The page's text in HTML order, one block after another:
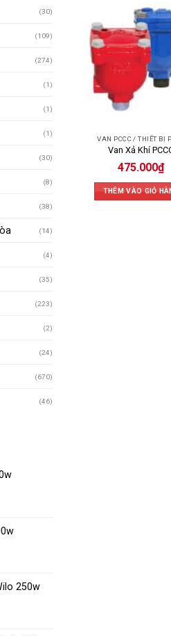
(30)
(109)
(274)
(1)
(1)
(1)
(30)
(8)
(38)
(14)
(4)
(35)
(223)
(2)
(24)
(670)
(46)
250w
VAN PCCC / THIẾT BỊ
Van Xả Khí
475.000₫
THÊM VÀO GIỎ